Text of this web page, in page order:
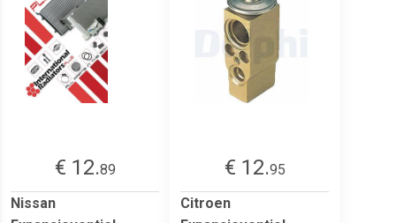
€ 12.89
Nissan
€ 12.95
Citroen